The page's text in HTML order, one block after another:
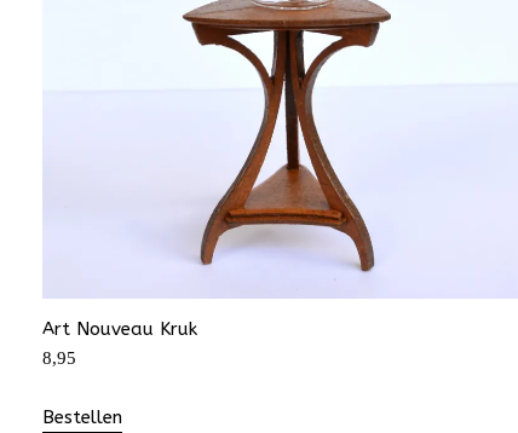
Art Nouveau Kruk
8,95
Bestellen